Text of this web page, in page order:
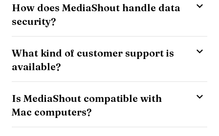
How does MediaShout handle data
security?
What kind of customer support is
available?
Is MediaShout compatible with
Mac computers?